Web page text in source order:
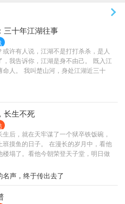
三十年江湖往事
或许有人说，江湖不是打打杀杀，是人
，我告诉你，江湖是身不由己。 既入江
命人。 我叫楚山河，身处江湖近三十
势巅峰之时，整个西南无人争锋。 也曾
进三出，还完自己所有罪孽。 这是我的
老江湖混子的回忆录，自白书。
长生不死
后，就在天牢谋了一个狱卒铁饭碗，
班摸鱼的日子。 在漫长的岁月中，看他
楼塌了。看他今朝荣登天子堂，明日做
亡。 变化的是岁月人生，不变的是长
楼熬死了宗师，熬死了大宗师，熬死了
究成为无敌的存在。
声，终于传出去了